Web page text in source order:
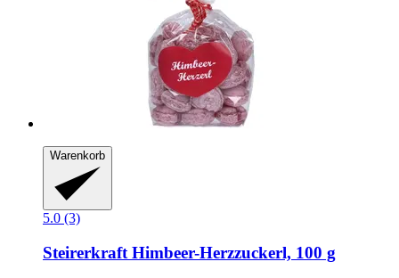
Warenkorb
5.0 (3)
Steirerkraft Himbeer-​Herzzuckerl, 100 g